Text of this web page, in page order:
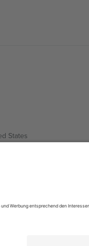
States
de México, CDMX,